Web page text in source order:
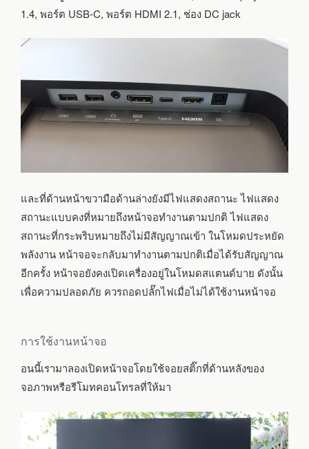
1.4, พอร์ต USB-C, พอร์ต HDMI 2.1, ช่อง DC jack
และที่ด้านหน้าขวามือด้านล่างยังมีไฟแสดงสถานะ ไฟแสดง
สถานะแบบคงที่หมายถึงหน้าจอทำงานตามปกติ ไฟแสดง
สถานะที่กระพริบหมายถึงไม่มีสัญญาณเข้า ในโหมดประหยัด
พลังงาน หน้าจอจะกลับมาทำงานตามปกติเมื่อได้รับสัญญาณ
อีกครั้ง หน้าจอยังคงเปิดเครื่องอยู่ในโหมดสแตนด์บาย ดังนั้น
เพื่อความปลอดภัย ควรถอดปลั๊กไฟเมื่อไม่ได้ใช้งานหน้าจอ
การใช้งานหน้าจอ
อนนี้เรามาลองเปิดหน้าจอโดยใช้จอยสติ๊กที่ด้านหลังของ
จอภาพหรือรีโมทคอนโทรลที่ให้มา